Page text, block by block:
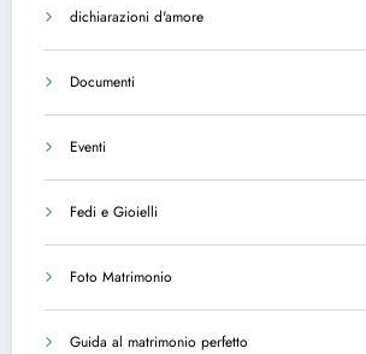
dichiarazioni d'amore
Documenti
Eventi
Fedi e Gioielli
Foto Matrimonio
Guida al matrimonio perfetto